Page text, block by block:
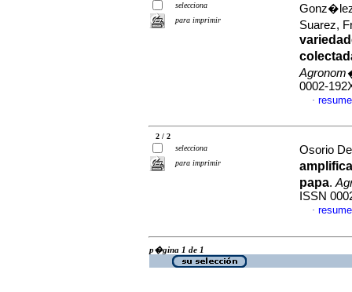
selecciona
para imprimir
Suarez,
0002-
·
2 / 2
selecciona
para imprimir
Osorio
papa.
ISSN
·
p�gina 1 de 1